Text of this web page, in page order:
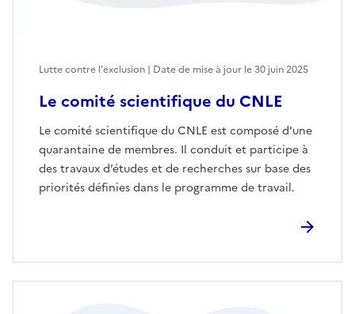
Le comité scientifique du CNLE
Le comité scientifique du CNLE est composé d'une
quarantaine de membres. Il conduit et participe à
des travaux d’études et de recherches sur base des
priorités définies dans le programme de travail.
Lutte contre l'exclusion | Date de mise à jour le30 juin 2025